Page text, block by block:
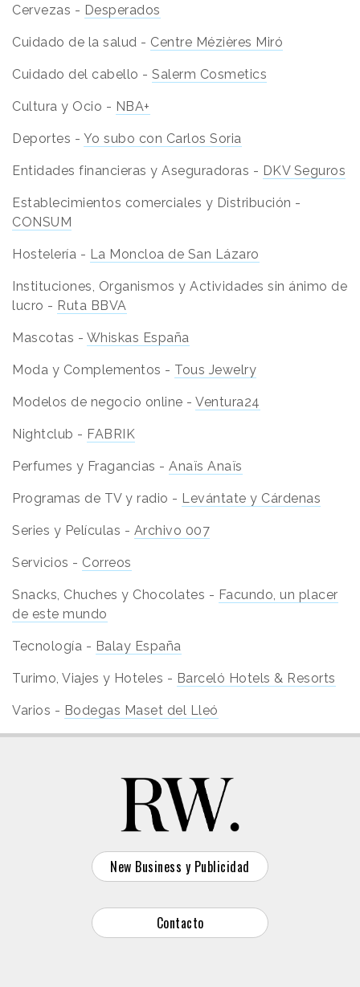
Cervezas - Desperados
Cuidado de la salud - Centre Mézières Miró
Cuidado del cabello - Salerm Cosmetics
Cultura y Ocio - NBA+
Deportes - Yo subo con Carlos Soria
Entidades financieras y Aseguradoras - DKV Seguros
Establecimientos comerciales y Distribución -
CONSUM
Hostelería - La Moncloa de San Lázaro
Instituciones, Organismos y Actividades sin ánimo de
lucro - Ruta BBVA
Mascotas - Whiskas España
Moda y Complementos - Tous Jewelry
Modelos de negocio online - Ventura24
Nightclub - FABRIK
Perfumes y Fragancias - Anaïs Anaïs
Programas de TV y radio - Levántate y Cárdenas
Series y Películas - Archivo 007
Servicios - Correos
Snacks, Chuches y Chocolates - Facundo, un placer
de este mundo
Tecnología - Balay España
Turimo, Viajes y Hoteles - Barceló Hotels & Resorts
Varios - Bodegas Maset del Lleó
New Business y Publicidad
Contacto